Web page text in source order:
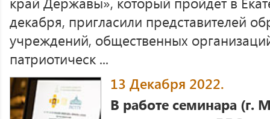
декабря, пригласили представителей
учреждений, общественных
патриотическ ...
13 Декабря 2022.
В работе семинара (г.